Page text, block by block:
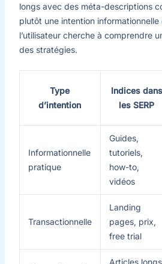
longs avec des méta-descriptions
plutôt une intention informationnelle
l’utilisateur cherche à comprendre
des stratégies.
Type
d’intention
Indices dans
les SERP
Informationnelle
pratique
Guides,
tutoriels,
how-to,
vidéos
Transactionnelle
Landing
pages, prix,
free trial